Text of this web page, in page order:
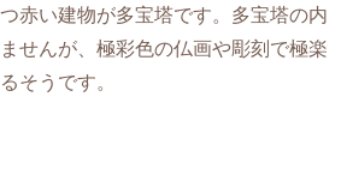
赤い建物が多宝塔です。多宝塔の内
せんが、極彩色の仏画や彫刻で極楽
そうです。